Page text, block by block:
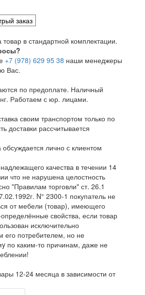
заказ
товар в стандартной комплектации.
+7 (978) 629 95 38 наши менеджеры
Вас.
по предоплате. Наличный
Работаем с юр. лицами.
своим транспортом только по
доставки рассчитывается
обсуждается лично с клиентом
качества в течении 14
что не нарушена целостность
"Правилам торговли" ст. 26.1
N° 2300-1 покупатель не
от мебели (товар), имеющего
свойства, если товар
исключительно
потребителем, но не
по каким-то причинам, даже не
12-24 месяца в зависимости от